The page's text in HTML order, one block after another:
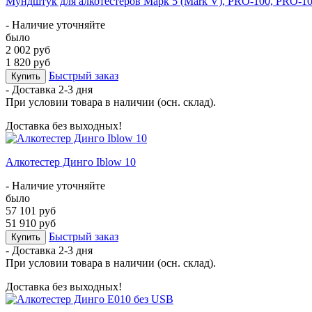
- Наличие уточняйте
было
2 002 руб
1 820 руб
Купить
Быстрый заказ
- Доставка 2-3 дня
При условии товара в наличии (осн. склад).
Доставка без выходных!
Алкотестер Динго Iblow 10
- Наличие уточняйте
было
57 101 руб
51 910 руб
Купить
Быстрый заказ
- Доставка 2-3 дня
При условии товара в наличии (осн. склад).
Доставка без выходных!